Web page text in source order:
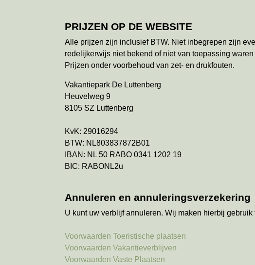
PRIJZEN OP DE WEBSITE
Alle prijzen zijn inclusief BTW. Niet inbegrepen zijn
redelijkerwijs niet bekend of niet van toepassing
Prijzen onder voorbehoud van zet- en drukfouten.
Vakantiepark De Luttenberg
Heuvelweg 9
8105 SZ Luttenberg
KvK: 29016294
BTW: NL803837872B01
IBAN: NL 50 RABO 0341 1202 19
BIC: RABONL2u
Annuleren en annuleringsverzekering
U kunt uw verblijf annuleren. Wij maken hierbij gebruik
Voorwaarden Toeristische plaatsen
Voorwaarden Vakantieverblijven
Voorwaarden Vaste Plaatsen